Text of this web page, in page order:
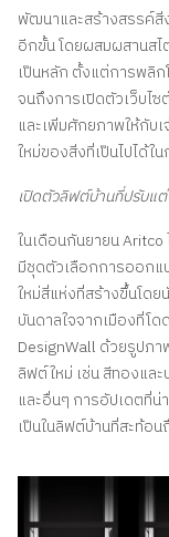
พัฒนาและสร้างสรรค์สิ่
อีกขั้น โดยผสมผสานส
เป็นหลัก ตั้งแต่การพลิ
จนถึงการเปิดตัวเว็บไ
และเพิ่มศักยภาพให้กับ
ใหม่ของสิ่งที่เป็นไปได้
เปิดตัวลิฟต์บ้านที่ปรับแ
ในเดือนกันยายน Aritco
มีชุดตัวเลือกการออกแ
ใหม่สี่แห่งที่สร้างขึ้นโด
บันดาลใจจากเมืองที่โ
DesignWall ด้วยรูปภ
ลิฟต์ใหม่ เช่น สีทองแล
และอื่นๆ การอัปเดตที่
เป็นในลิฟต์บ้านที่สะท้อ